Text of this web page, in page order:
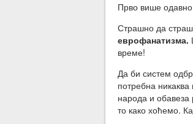
Прво више одавно
Страшно да
еврофанатизма.
време!
Да би систем
потребна
народа и обавеза
то како хоћемо.